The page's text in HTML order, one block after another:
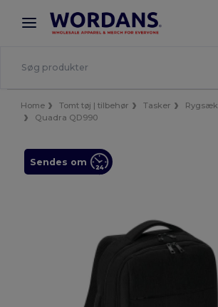
× Wordans-app
Bedre priser i appen!
Home Tomt tøj | tilbehør Tasker Rygsæk
Quadra QD990
Sendes om